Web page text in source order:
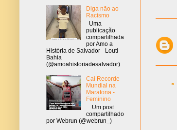
Diga não ao
Racismo
Uma
publicação
compartilhada
por Amo a
História de Salvador - Louti
Bahia
(@amoahistoriadesalvador)
Cai Recorde
Mundial na
Maratona -
Feminino
Um post
compartilhado
por Webrun (@webrun_)